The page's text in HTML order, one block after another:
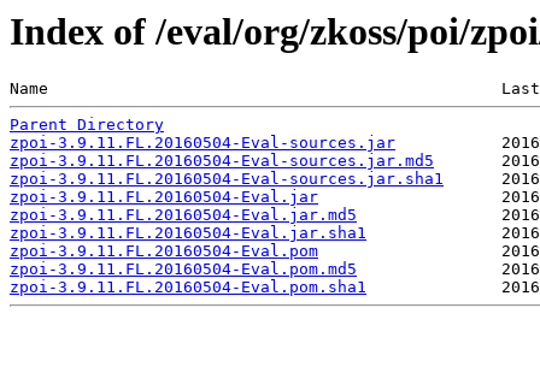
Index of /eval/org/zkoss/poi/
Name                                               Last
Parent Directory
zpoi-3.9.11.FL.20160504-Eval-sources.jar
zpoi-3.9.11.FL.20160504-Eval-sources.jar.md5
zpoi-3.9.11.FL.20160504-Eval-sources.jar.sha1
zpoi-3.9.11.FL.20160504-Eval.jar
zpoi-3.9.11.FL.20160504-Eval.jar.md5
zpoi-3.9.11.FL.20160504-Eval.jar.sha1
zpoi-3.9.11.FL.20160504-Eval.pom
zpoi-3.9.11.FL.20160504-Eval.pom.md5
zpoi-3.9.11.FL.20160504-Eval.pom.sha1